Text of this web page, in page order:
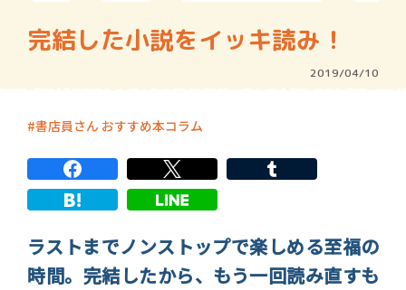
完結した小説をイッキ読み！
2019/04/10
書店員さん おすすめ本コラム
ラストまでノンストップで楽しめる至福の
時間。完結したから、もう一回読み直すも